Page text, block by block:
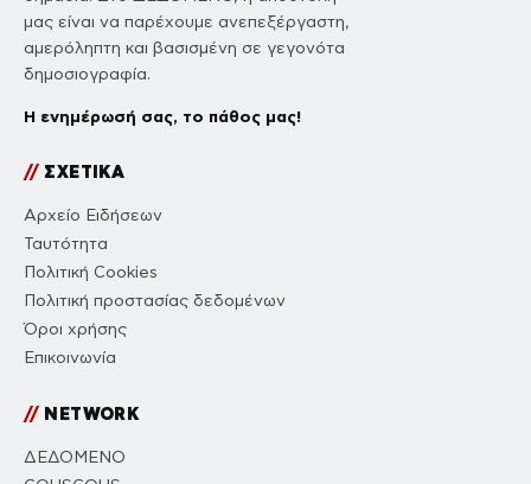
μας είναι να παρέχουμε ανεπεξέργαστη,
αμερόληπτη και βασισμένη σε γεγονότα
δημοσιογραφία.
Η ενημέρωσή σας, το πάθος μας!
//ΣΧΕΤΙΚΑ
Αρχείο Ειδήσεων
Ταυτότητα
Πολιτική Cookies
Πολιτική προστασίας δεδομένων
Όροι χρήσης
Επικοινωνία
//NETWORK
ΔΕΔΟΜΕΝΟ